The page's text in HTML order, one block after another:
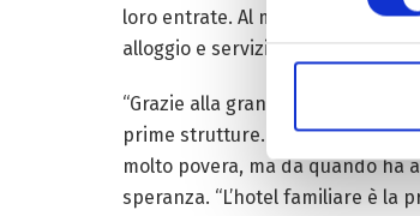
loro entrate. Al momento, 14
alloggio e servizio di catering.
“Grazie alla grande politica del
prime strutture. Non ho speso
molto povera, ma da quando ha
speranza. “L’hotel familiare è